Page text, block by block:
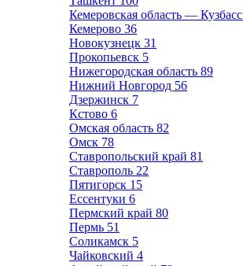
Кемеровская область — Кузбасс
Кемерово 36
Новокузнецк 31
Прокопьевск 5
Нижегородская область 89
Нижний Новгород 56
Дзержинск 7
Кстово 6
Омская область 82
Омск 78
Ставропольский край 81
Ставрополь 22
Пятигорск 15
Ессентуки 6
Пермский край 80
Пермь 51
Соликамск 5
Чайковский 4